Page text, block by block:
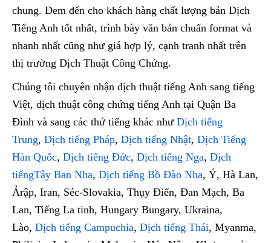
chung. Đem đến cho khách hàng chất lượng bản Dịch
Tiếng Anh tốt nhất, trình bày văn bản chuẩn format và
nhanh nhất cũng như giá hợp lý, cạnh tranh nhất trên
thị trường Dịch Thuật Công Chứng.
Chúng tôi chuyên nhận dịch thuật tiếng Anh sang tiếng
Việt, dịch thuật công chứng tiếng Anh tại Quận Ba
Đình và sang các thứ tiếng khác như Dịch tiếng
Trung, Dịch tiếng Pháp, Dịch tiếng Nhật, Dịch Tiếng
Hàn Quốc, Dịch tiếng Đức, Dịch tiếng Nga, Dịch
tiếngTây Ban Nha, Dịch tiếng Bồ Đào Nha, Ý, Hà Lan,
Ảrập, Iran, Séc-Slovakia, Thụy Điển, Đan Mạch, Ba
Lan, Tiếng La tinh, Hungary Bungary, Ukraina,
Lào, Dịch tiếng Campuchia, Dịch tiếng Thái, Myanma,